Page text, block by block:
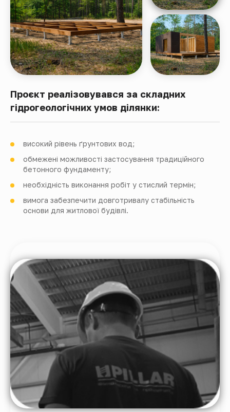
Проєкт реалізовувався за складних
гідрогеологічних умов ділянки:
високий рівень ґрунтових вод;
обмежені можливості застосування традиційного
бетонного фундаменту;
необхідність виконання робіт у стислий термін;
вимога забезпечити довготривалу стабільність
основи для житлової будівлі.